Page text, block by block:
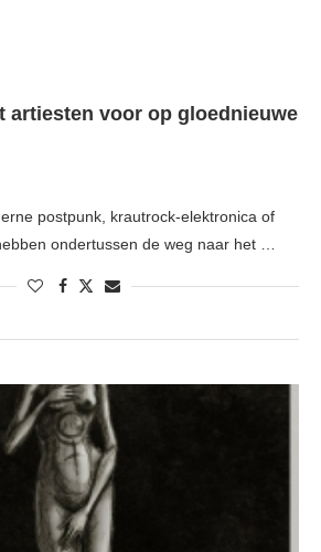
artiesten voor op gloednieuwe
postpunk, krautrock-elektronica of
ondertussen de weg naar het …